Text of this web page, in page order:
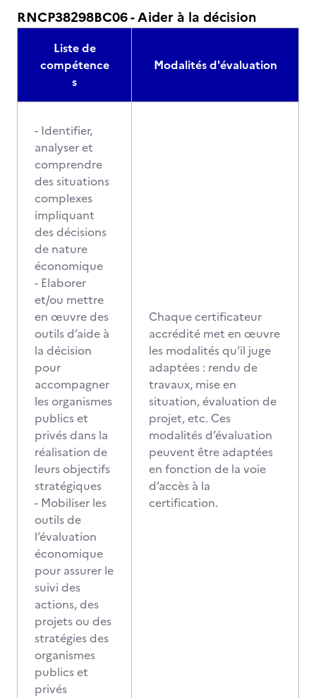
RNCP38298BC06 - Aider à la décision
Liste de
compétence
s
Modalités d'évaluation
- Identifier,
analyser et
comprendre
des situations
complexes
impliquant
des décisions
de nature
économique
- Elaborer
et/ou mettre
en œuvre des
outils d’aide à
la décision
pour
accompagner
les organismes
publics et
privés dans la
réalisation de
leurs objectifs
stratégiques
- Mobiliser les
outils de
l’évaluation
économique
pour assurer le
suivi des
actions, des
projets ou des
stratégies des
organismes
publics et
privés
Chaque certificateur
accrédité met en œuvre
les modalités qu’il juge
adaptées : rendu de
travaux, mise en
situation, évaluation de
projet, etc. Ces
modalités d’évaluation
peuvent être adaptées
en fonction de la voie
d’accès à la
certification.